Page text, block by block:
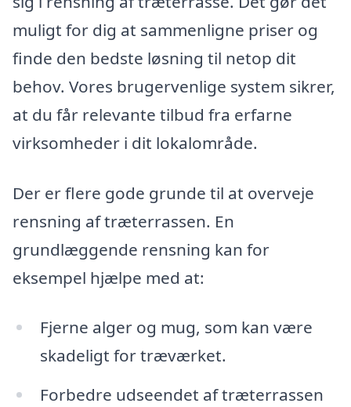
muligt for dig at sammenligne priser og
finde den bedste løsning til netop dit
behov. Vores brugervenlige system sikrer,
at du får relevante tilbud fra erfarne
virksomheder i dit lokalområde.
Der er flere gode grunde til at overveje
rensning af træterrassen. En
grundlæggende rensning kan for
eksempel hjælpe med at:
Fjerne alger og mug, som kan være
skadeligt for træværket.
Forbedre udseendet af træterrassen